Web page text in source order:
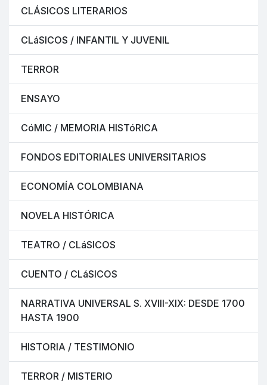
CLÁSICOS LITERARIOS
CLáSICOS / INFANTIL Y JUVENIL
TERROR
ENSAYO
CóMIC / MEMORIA HISTóRICA
FONDOS EDITORIALES UNIVERSITARIOS
ECONOMÍA COLOMBIANA
NOVELA HISTÓRICA
TEATRO / CLáSICOS
CUENTO / CLáSICOS
NARRATIVA UNIVERSAL S. XVIII-XIX: DESDE 1700
HASTA 1900
HISTORIA / TESTIMONIO
TERROR / MISTERIO